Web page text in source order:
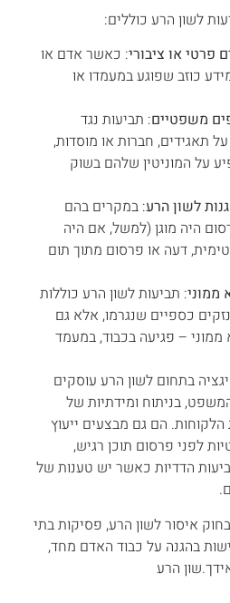
לשון הרע כוללים:
פרטי או ציבורי: כאשר אדם או
כוזב שפוגע במעמדו או
משפטיים: תביעות נגד
תאגידים, חברות או מוסדות,
על המוניטין שלהם בשוק
לשון הרע: במקרים בהם
היה מוגן (למשל, אם היה
דעה או פרסום מתוך תום
ממוני: תביעות לשון הרע כוללות
כספיים שנגרמו, אלא גם
ממוני – פגיעה בכבוד, במעמד
בתחום לשון הרע עוסקים
בניתוח ומידתיות של
הלקוחות. הם גם מבצעים ייעוץ
לפני פרסום תוכן רגיש,
הדדיות כאשר יש טענות של
איסור לשון הרע, פסיקות בתי
בהגנה על כבוד האדם מחד,
הרע